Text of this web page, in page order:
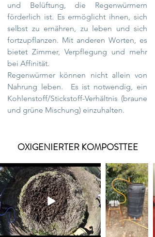
und Belüftung, die Regenwürmern
förderlich ist. Es ermöglicht ihnen, sich
selbst zu ernähren, zu leben und sich
fortzupflanzen. Mit anderen Worten, es
bietet Zimmer, Verpflegung und mehr
bei Affinität.
Regenwürmer können nicht allein von
Nahrung leben.
Es ist notwendig, ein
Kohlenstoff/Stickstoff-Verhältnis (braune
und grüne Mischung) einzuhalten.
OXIGENIERTER KOMPOSTTEE